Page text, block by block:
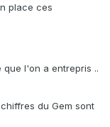
place ces
l'on a entrepris ..
du Gem sont